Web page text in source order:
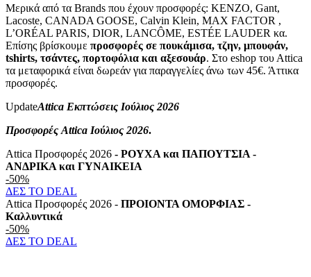
Μερικά από τα Brands που έχουν προσφορές: KENZO, Gant,
Lacoste, CANADA GOOSE, Calvin Klein, MAX FACTOR ,
L’ORÉAL PARIS, DIOR, LANCÔME, ESTÉE LAUDER κα.
Επίσης βρίσκουμε προσφορές σε πουκάμισα, τζην, μπουφάν,
tshirts, τσάντες, πορτοφόλια και αξεσουάρ. Στο eshop του Αttica
τα μεταφορικά είναι δωρεάν για παραγγελίες άνω των 45€. Άττικα
προσφορές.
UpdateAttica Εκπτώσεις Ιούλιος 2026
Προσφορές Attica Ιούλιος 2026.
Attica Προσφορές 2026 - ΡΟΥΧΑ και ΠΑΠΟΥΤΣΙΑ -
ΑΝΔΡΙΚΑ και ΓΥΝΑΙΚΕΙΑ
-50%
ΔΕΣ ΤΟ DEAL
Attica Προσφορές 2026 - ΠΡΟIOΝΤΑ ΟΜΟΡΦΙΑΣ -
Καλλυντικά
-50%
ΔΕΣ ΤΟ DEAL